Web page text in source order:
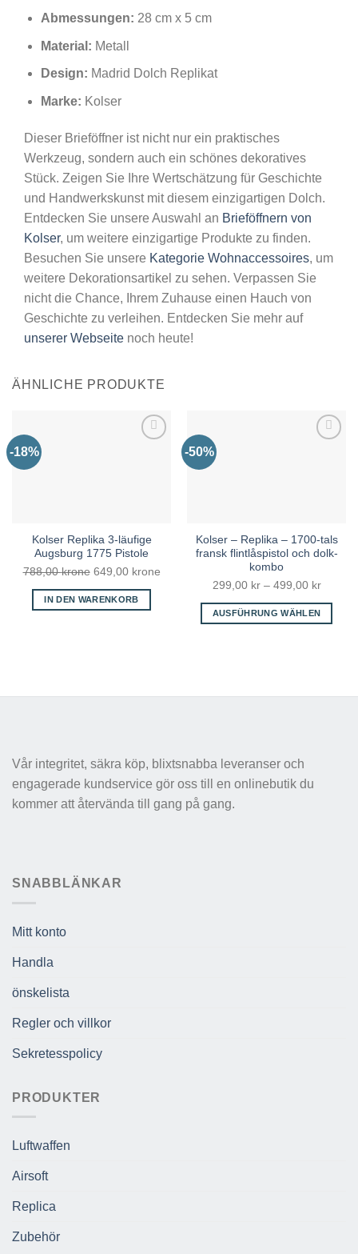
Abmessungen: 28 cm x 5 cm
Material: Metall
Design: Madrid Dolch Replikat
Marke: Kolser
Dieser Brieföffner ist nicht nur ein praktisches
Werkzeug, sondern auch ein schönes dekoratives
Stück. Zeigen Sie Ihre Wertschätzung für Geschichte
und Handwerkskunst mit diesem einzigartigen Dolch.
Entdecken Sie unsere Auswahl an Brieföffnern von
Kolser, um weitere einzigartige Produkte zu finden.
Besuchen Sie unsere Kategorie Wohnaccessoires, um
weitere Dekorationsartikel zu sehen. Verpassen Sie
nicht die Chance, Ihrem Zuhause einen Hauch von
Geschichte zu verleihen. Entdecken Sie mehr auf
unserer Webseite noch heute!
ÄHNLICHE PRODUKTE
-18%
Kolser Replika 3-läufige
Augsburg 1775 Pistole
788,00krone Ursprünglicher
Preis
war:
649,00 krone
649,00 kr.
IN DEN WARENKORB
-50%
Kolser – Replika – 1700-tals
fransk flintlåspistol och dolk-
kombo
299,00 kr – 499,00 kr
299,00
AUSFÜHRUNG WÄHLEN
Varianten
können
auf
Vår integritet, säkra köp, blixtsnabba leveranser och
engagerade kundservice gör oss till en onlinebutik du
kommer att återvända till gang på gang.
SNABBLÄNKAR
Mitt konto
Handla
önskelista
Regler och villkor
Sekretesspolicy
PRODUKTER
Luftwaffen
Airsoft
Replica
Zubehör